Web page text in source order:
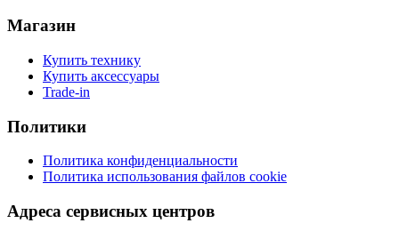
Магазин
Купить технику
Купить аксессуары
Trade-in
Политики
Политика конфиденциальности
Политика использования файлов cookie
Адреса сервисных центров